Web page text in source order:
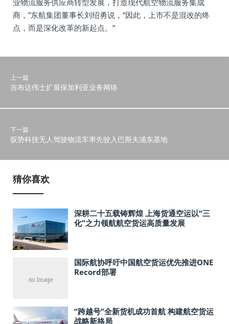
业物流服务供应商转型发展，打造现代航空物流服务集成
商，”东航集团董事长刘绍勇说，“因此，上市不是混改的终
点，而是深化改革的新起点。”
上一篇
吉布达伟士扩展保加利亚业务网络
下一篇
驭势科技无人驾驶物流车率先驶入巴斯夫浦东基地
猜你喜欢
深耕二十五载铸辉煌 上海货通空运以“三
化”之力领航航空货运高质量发展
国际航协呼吁中国航空货运优先推进ONE
Record部署
“跨越号”全新货机成功首航 构建航空货运
战略新格局